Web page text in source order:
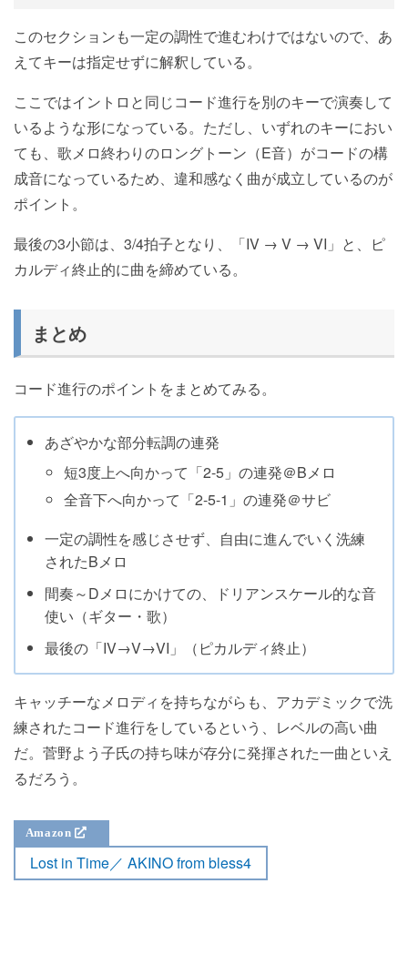
このセクションも一定の調性で進むわけではないので、あ
えてキーは指定せずに解釈している。
ここではイントロと同じコード進行を別のキーで演奏して
いるような形になっている。ただし、いずれのキーにおい
ても、歌メロ終わりのロングトーン（E音）がコードの構
成音になっているため、違和感なく曲が成立しているのが
ポイント。
最後の3小節は、3/4拍子となり、「IV → V → VI」と、ピ
カルディ終止的に曲を締めている。
まとめ
コード進行のポイントをまとめてみる。
あざやかな部分転調の連発
短3度上へ向かって「2-5」の連発＠Bメロ
全音下へ向かって「2-5-1」の連発＠サビ
一定の調性を感じさせず、自由に進んでいく洗練
されたBメロ
間奏～Dメロにかけての、ドリアンスケール的な音
使い（ギター・歌）
最後の「IV→V→VI」（ピカルディ終止）
キャッチーなメロディを持ちながらも、アカデミックで洗
練されたコード進行をしているという、レベルの高い曲
だ。菅野よう子氏の持ち味が存分に発揮された一曲といえ
るだろう。
Lost in Time／ AKINO from bless4